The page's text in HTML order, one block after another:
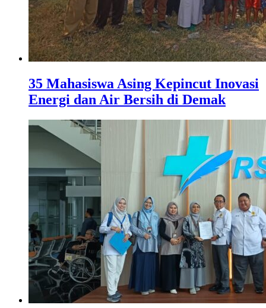
35 Mahasiswa Asing Kepincut Inovasi
Energi dan Air Bersih di Demak